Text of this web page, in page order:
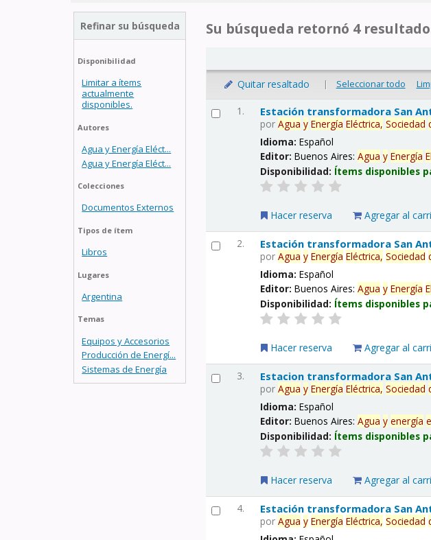
Refinar su búsqueda
Disponibilidad
Limitar a ítems
actualmente
disponibles.
Autores
Agua y Energía Eléct...
Agua y Energía Eléct...
Colecciones
Documentos Externos
Tipos de ítem
Libros
Lugares
Argentina
Temas
Equipos y Accesorios
Producción de Energí...
Sistemas de Energía
Su búsqueda retornó 4
Quitar resaltado | Seleccionar todo
1. Estación transformadora San
porAgua y Energía Eléctrica, Sociedad
Idioma:Español
Editor:Buenos Aires:Agua y Energía
Disponibilidad: Ítems disponibles
Hacer reserva Agregar al
2. Estación transformadora San
porAgua y Energía Eléctrica, Sociedad
Idioma:Español
Editor:Buenos Aires:Agua y Energía
Disponibilidad: Ítems disponibles
Hacer reserva Agregar al
3. Estacion transformadora San
porAgua y Energía Eléctrica, Sociedad
Idioma:Español
Editor:Buenos Aires:Agua y energía
Disponibilidad: Ítems disponibles
Hacer reserva Agregar al
4. Estación transformadora San
porAgua y Energía Eléctrica, Sociedad